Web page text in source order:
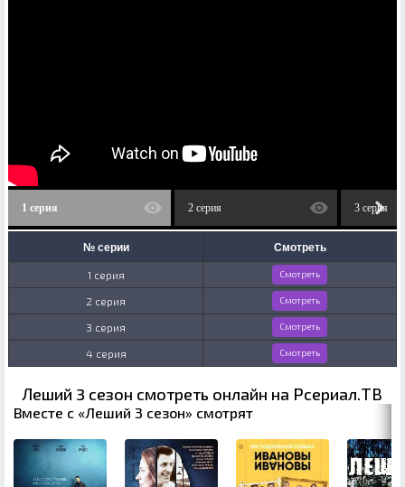
1 серия 2 серия 3 серия
№ серии Смотреть
1 серия Смотреть
2 серия Смотреть
3 серия Смотреть
4 серия Смотреть
Леший 3 сезон смотреть онлайн на Рсериал.ТВ
Вместе с «Леший 3 сезон» смотрят